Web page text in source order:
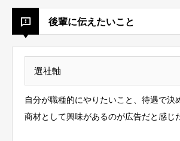
後輩に伝えたいこと
選社軸
自分が職種的にやりたいこと、待遇で決
商材として興味があるのが広告だと感じ